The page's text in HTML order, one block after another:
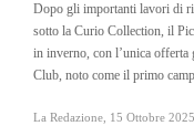
Dopo gli importanti lavori di
sotto la Curio Collection, il
in inverno, con l’unica
Club, noto come il primo
La Redazione 15 Ottobre 2025